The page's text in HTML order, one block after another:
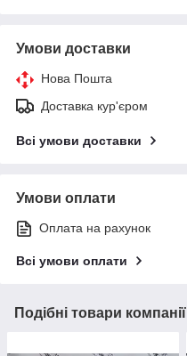
Умови доставки
Нова Пошта
Доставка кур'єром
Всі умови доставки
Умови оплати
Оплата на рахунок
Всі умови оплати
Подібні товари компанії